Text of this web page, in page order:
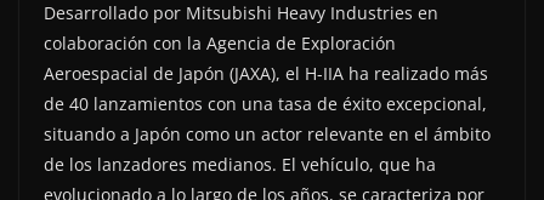
Desarrollado por Mitsubishi Heavy Industries en
colaboración con la Agencia de Exploración
Aeroespacial de Japón (JAXA), el H-IIA ha realizado más
de 40 lanzamientos con una tasa de éxito excepcional,
situando a Japón como un actor relevante en el ámbito
de los lanzadores medianos. El vehículo, que ha
evolucionado a lo largo de los años, se caracteriza por